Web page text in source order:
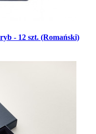
- 12 szt. (Romański)